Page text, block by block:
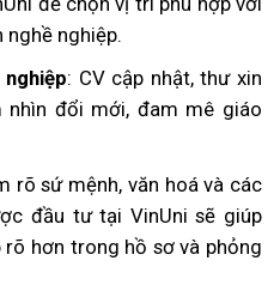
nghiệp.
: CV cập nhật, thư xin
nhìn đổi mới, đam mê giáo
rõ sứ mệnh, văn hoá và các
đầu tư tại VinUni sẽ giúp
rõ hơn trong hồ sơ và phỏng